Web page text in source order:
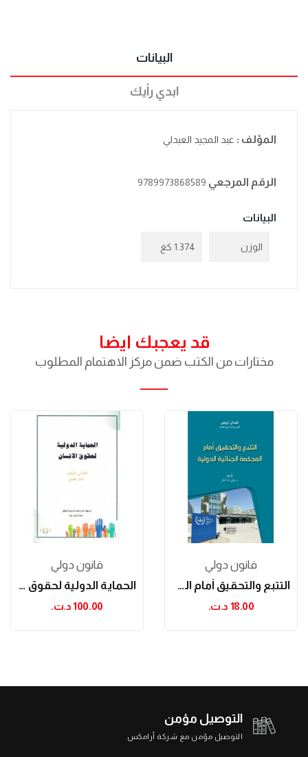
البيانات
ابدي رأيك
المؤلف : عبد المجيد العبدلي
الرقم المرجعي 9789973868589
البيانات
الوزن 1.374 كغ
قد يعجبك ايضا
مختارات من الكتب ضمن مركز الاهتمام المطلوب
قانون دولي
الحماية الدولية لحقوق الإنسان
100.00 د.ت.‏
قانون دولي
التتبع والتحقيق أمام المحكمة الجنائية الدولية
18.00 د.ت.‏
التوصيل مؤمن
التوصيل مؤمن مع شركة أرامكس